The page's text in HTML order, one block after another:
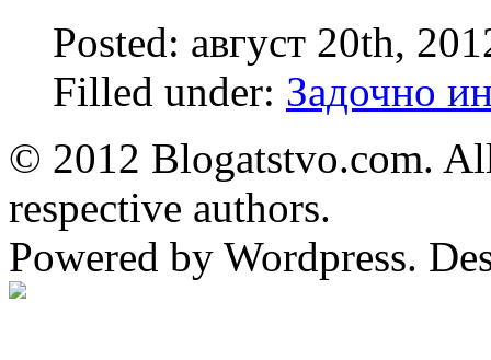
Posted: август 20th,
Filled under: Задочно
© 2012 Blogatstvo.com.
respective authors.
Powered by Wordpress.